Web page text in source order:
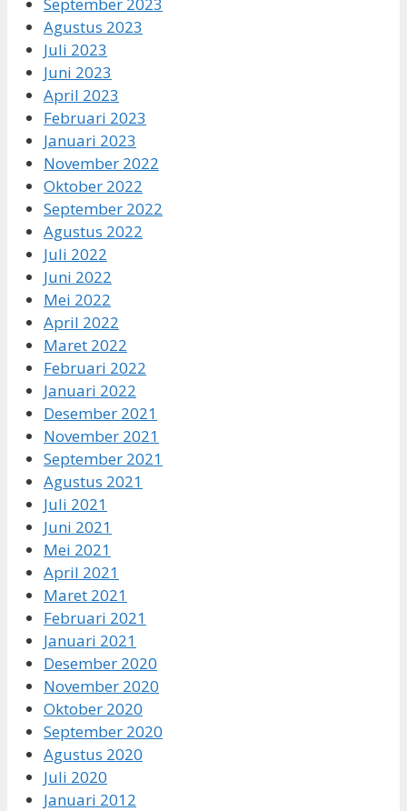
Agustus 2023
Juli 2023
Juni 2023
April 2023
Februari 2023
Januari 2023
November 2022
Oktober 2022
September 2022
Agustus 2022
Juli 2022
Juni 2022
Mei 2022
April 2022
Maret 2022
Februari 2022
Januari 2022
Desember 2021
November 2021
September 2021
Agustus 2021
Juli 2021
Juni 2021
Mei 2021
April 2021
Maret 2021
Februari 2021
Januari 2021
Desember 2020
November 2020
Oktober 2020
September 2020
Agustus 2020
Juli 2020
Januari 2012